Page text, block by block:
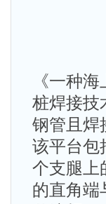
《一种
桩焊接技
钢管且焊
该平台包
个支腿上
的直角端